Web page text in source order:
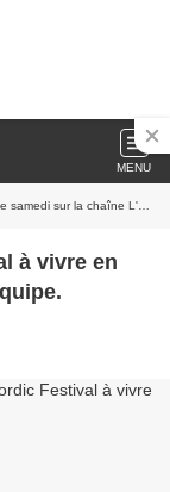
MENU
sur la chaîne L'Équipe.
à vivre en